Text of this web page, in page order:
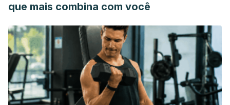
que mais combina com você